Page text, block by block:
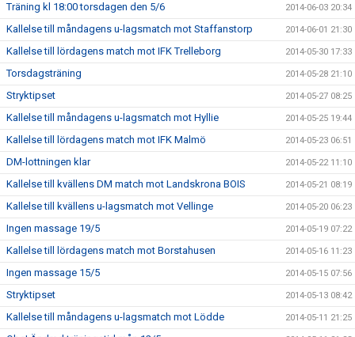
Träning kl 18:00 torsdagen den 5/6 2014-06-03 20:34
Kallelse till måndagens u-lagsmatch mot Staffanstorp 2014-06-01 21:30
Kallelse till lördagens match mot IFK Trelleborg 2014-05-30 17:33
Torsdagsträning 2014-05-28 21:10
Stryktipset 2014-05-27 08:25
Kallelse till måndagens u-lagsmatch mot Hyllie 2014-05-25 19:44
Kallelse till lördagens match mot IFK Malmö 2014-05-23 06:51
DM-lottningen klar 2014-05-22 11:10
Kallelse till kvällens DM match mot Landskrona BOIS 2014-05-21 08:19
Kallelse till kvällens u-lagsmatch mot Vellinge 2014-05-20 06:23
Ingen massage 19/5 2014-05-19 07:22
Kallelse till lördagens match mot Borstahusen 2014-05-16 11:23
Ingen massage 15/5 2014-05-15 07:56
Stryktipset 2014-05-13 08:42
Kallelse till måndagens u-lagsmatch mot Lödde 2014-05-11 21:25